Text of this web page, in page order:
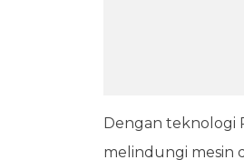
Dengan teknologi
melindungi mesin